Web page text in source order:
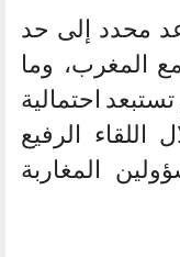
محدد إلى حد
المغرب، وما
احتمالية
الرفيع
المغاربة